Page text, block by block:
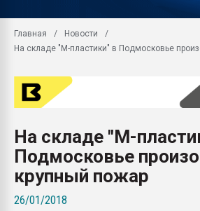
Главная
Новости
На складе "М-пластики" в Подмосковье
На складе "М-
Подмосковье
крупный пожар
26/01/2018